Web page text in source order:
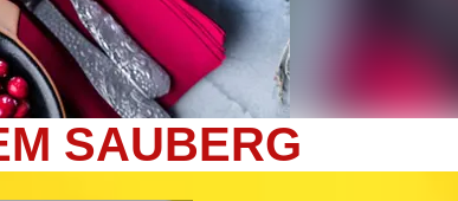
SAUBERG